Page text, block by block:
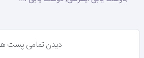
دیدن تمامی پست ها